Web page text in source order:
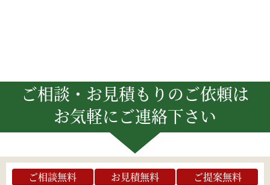
ご相談・お見積もりのご依頼は
お気軽にご連絡下さい
ご相談無料 お見積無料 ご提案無料